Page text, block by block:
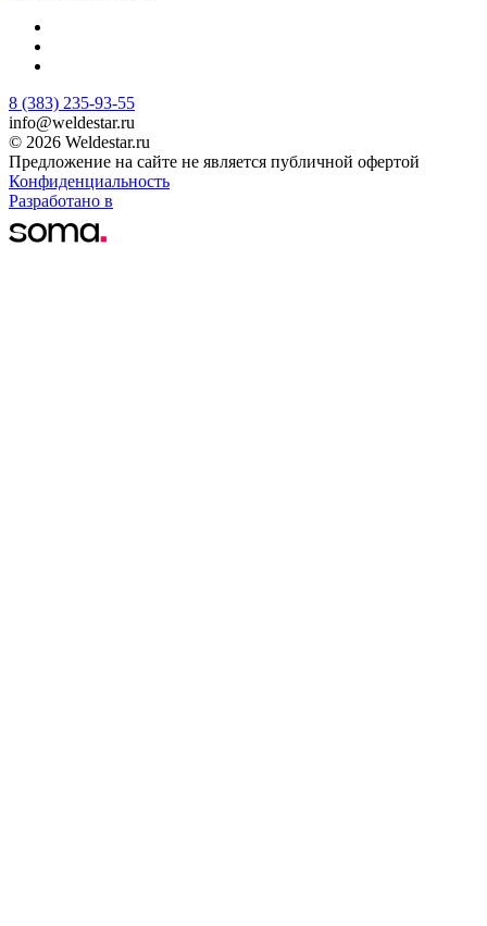
8 (383) 235-93-55
info@weldestar.ru
© 2026 Weldestar.ru
Предложение на сайте не является публичной офертой
Конфиденциальность
Разработано в